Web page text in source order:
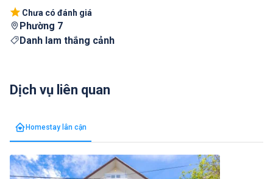
Chưa có đánh giá
Phường 7
Danh lam thắng cảnh
Dịch vụ liên quan
Homestay lân cận